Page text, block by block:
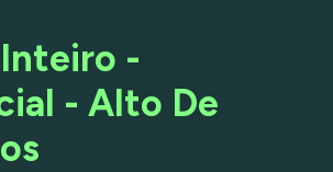
-
- Alto De